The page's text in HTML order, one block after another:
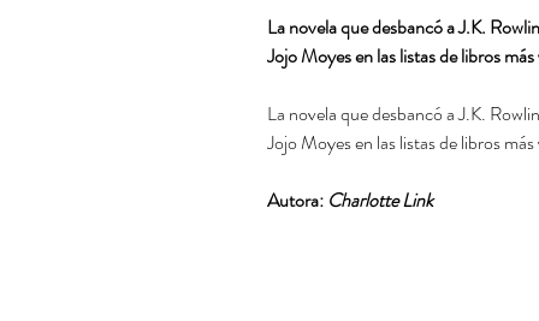
La novela que desbancó a J.K.
Jojo Moyes en las listas de libros
La novela que desbancó a J.K.
Jojo Moyes en las listas de libros
Autora: Charlotte Link